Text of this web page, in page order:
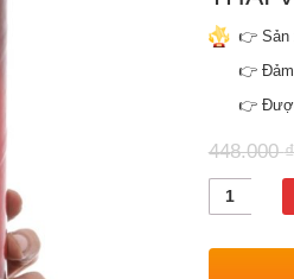
👉 Sản
👉 Đảm
👉
448.000₫
Quantity